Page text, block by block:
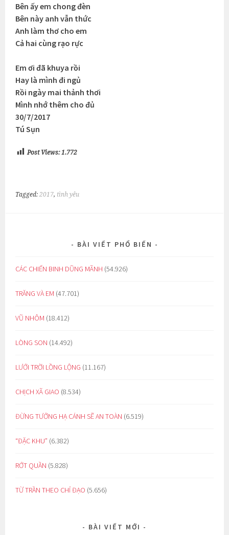
Bên ấy em chong đèn
Bên này anh vẫn thức
Anh làm thơ cho em
Cả hai cùng rạo rực
Em ơi đã khuya rồi
Hay là mình đi ngủ
Rồi ngày mai thảnh thơi
Mình nhớ thêm cho đủ
30/7/2017
Tú Sụn
Post Views: 1.772
Tagged:2017, tình yêu
BÀI VIẾT PHỔ BIẾN
CÁC CHIẾN BINH DŨNG MÃNH (54.926)
TRĂNG VÀ EM (47.701)
VŨ NHÔM (18.412)
LÒNG SON (14.492)
LƯỚI TRỜI LỒNG LỘNG (11.167)
CHỊCH XÃ GIAO (8.534)
ĐỪNG TƯỞNG HẠ CÁNH SẼ AN TOÀN (6.519)
“ĐẶC KHU” (6.382)
RỚT QUẦN (5.828)
TỪ TRẦN THEO CHỈ ĐẠO (5.656)
BÀI VIẾT MỚI